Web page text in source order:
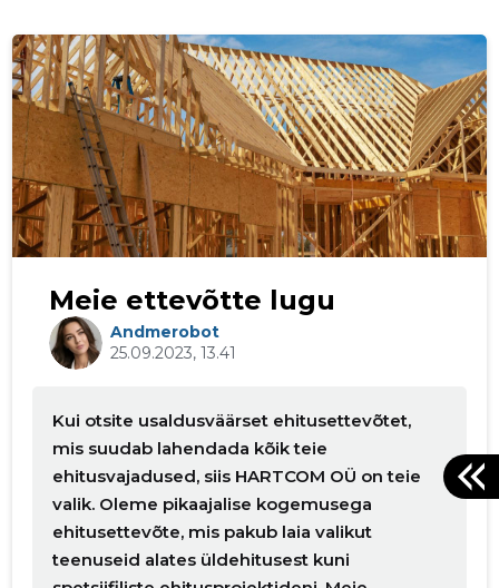
Meie ettevõtte lugu
Andmerobot
25.09.2023, 13.41
Kui otsite usaldusväärset ehitusettevõtet,
mis suudab lahendada kõik teie
ehitusvajadused, siis HARTCOM OÜ on teie
valik. Oleme pikaajalise kogemusega
ehitusettevõte, mis pakub laia valikut
teenuseid alates üldehitusest kuni